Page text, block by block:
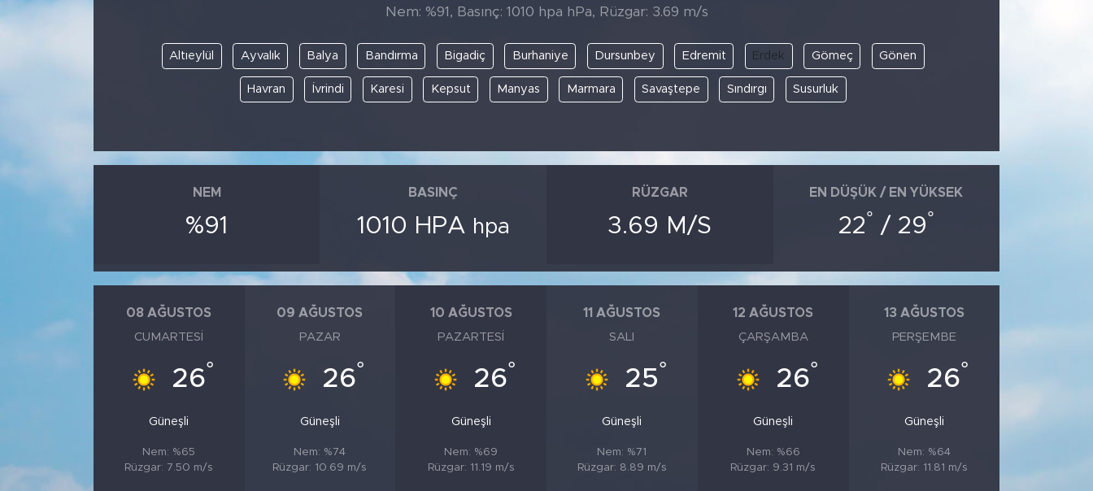
Nem: %91, Basınç: 1010 hpa hPa, Rüzgar: 3.69 m/s
Altıeylül Ayvalık Balya Bandırma Bigadiç Burhaniye Dursunbey Edremit Erdek Gömeç Gönen
Havran İvrindi Karesi Kepsut Manyas Marmara Savaştepe Sındırgı Susurluk
NEM
%91
BASINÇ
1010 HPA hpa
RÜZGAR
3.69 M/S
EN DÜŞÜK / EN YÜKSEK
22° / 29°
08 AĞUSTOS
CUMARTESI
26°
Güneşli
Nem: %65
Rüzgar: 7.50 m/s
09 AĞUSTOS
PAZAR
26°
Güneşli
Nem: %74
Rüzgar: 10.69 m/s
10 AĞUSTOS
PAZARTESI
26°
Güneşli
Nem: %69
Rüzgar: 11.19 m/s
11 AĞUSTOS
SALI
25°
Güneşli
Nem: %71
Rüzgar: 8.89 m/s
12 AĞUSTOS
ÇARŞAMBA
26°
Güneşli
Nem: %66
Rüzgar: 9.31 m/s
13 AĞUSTOS
PERŞEMBE
26°
Güneşli
Nem: %64
Rüzgar: 11.81 m/s